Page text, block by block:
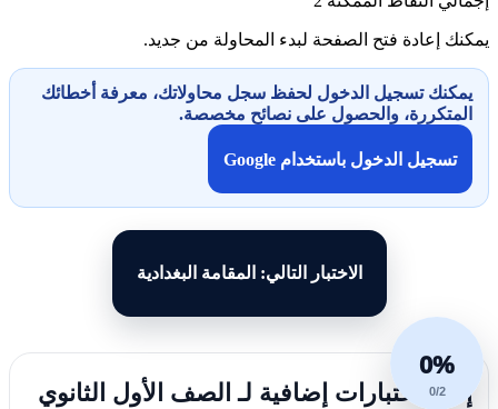
يمكنك إعادة فتح الصفحة لبدء المحاولة من جديد.
يمكنك تسجيل الدخول لحفظ سجل محاولاتك، معرفة أخطائك
المتكررة، والحصول على نصائح مخصصة.
تسجيل الدخول باستخدام Google
الاختبار التالي: المقامة البغدادية
0%
0/2
إليك اختبارات إضافية لـ الصف الأول الثانوي